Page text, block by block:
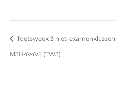
Toetsweek 3 niet-examenklassen
M3H4V4V5 (TW3)